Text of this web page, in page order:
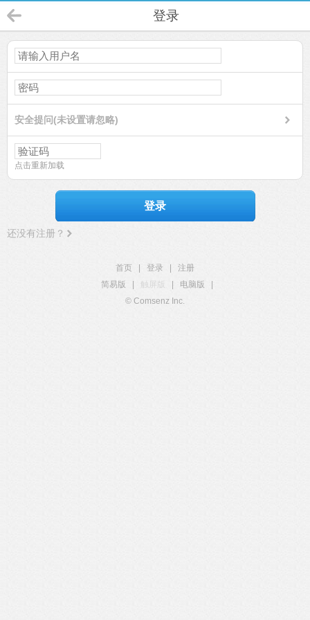
登录
安全提问(未设置请忽略)
点击重新加载
登录
还没有注册？
首页 登录
注册
简易版
触屏版 电脑版
© Comsenz Inc.